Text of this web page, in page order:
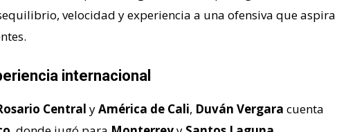
velocidad y experiencia a una ofensiva que aspira
internacional
Central yAmérica de Cali, Duván Vergara cuenta